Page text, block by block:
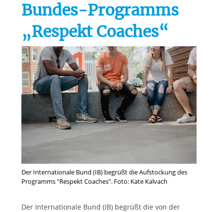
Bundes-Programms
„Respekt Coaches“
Der Internationale Bund (IB) begrüßt die Aufstockung des
Programms "Respekt Coaches". Foto: Kate Kalvach
Der Internationale Bund (IB) begrüßt die von der